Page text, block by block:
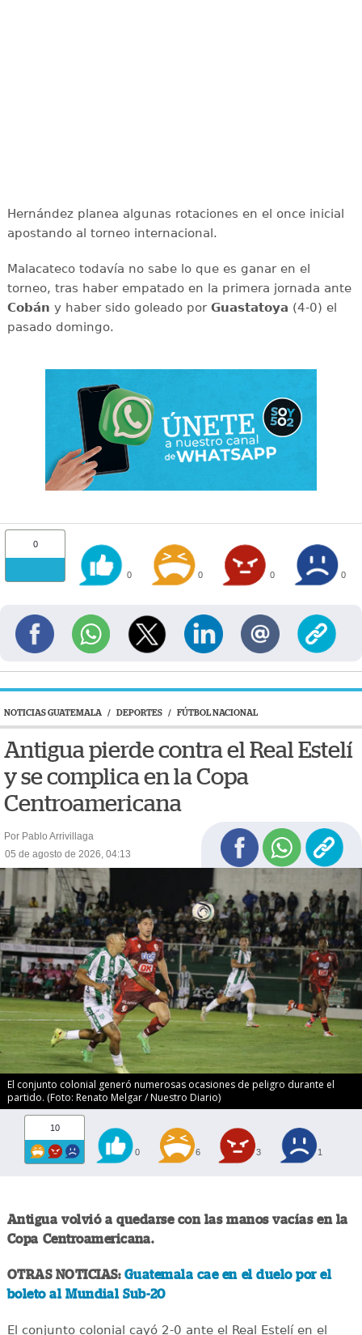
Hernández planea algunas rotaciones en el once inicial
apostando al torneo internacional.
Malacateco todavía no sabe lo que es ganar en el
torneo, tras haber empatado en la primera jornada ante
Cobán y haber sido goleado por Guastatoya (4-0) el
pasado domingo.
0
0 0 0 0
NOTICIAS GUATEMALA / DEPORTES / FÚTBOL NACIONAL
Antigua pierde contra el Real Estelí
y se complica en la Copa
Centroamericana
Por Pablo Arrivillaga
05 de agosto de 2026, 04:13
El conjunto colonial generó numerosas ocasiones de peligro durante el
partido. (Foto: Renato Melgar / Nuestro Diario)
10
0 6 3 1
Antigua volvió a quedarse con las manos vacías en la
Copa Centroamericana.
OTRAS NOTICIAS: Guatemala cae en el duelo por el
boleto al Mundial Sub-20
El conjunto colonial cayó 2-0 ante el Real Estelí en el